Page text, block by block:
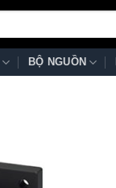
BỘ NGUỒN